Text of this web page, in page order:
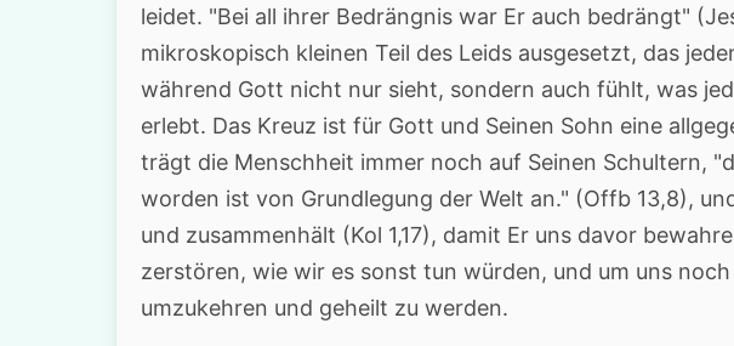
leidet. "Bei all ihrer Bedrängnis war Er auch bedrängt"
mikroskopisch kleinen Teil des Leids ausgesetzt, das
während Gott nicht nur sieht, sondern auch fühlt, was
erlebt. Das Kreuz ist für Gott und Seinen Sohn eine
trägt die Menschheit immer noch auf Seinen Schultern,
worden ist von Grundlegung der Welt an." (Offb 13,8),
und zusammenhält (Kol 1,17), damit Er uns davor
zerstören, wie wir es sonst tun würden, und um uns
umzukehren und geheilt zu werden.